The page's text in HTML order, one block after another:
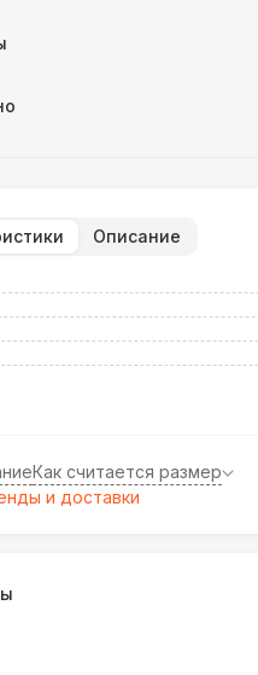
Описание
Как считается размер
и доставки